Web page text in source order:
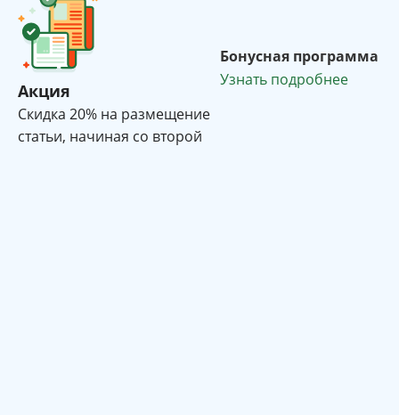
Акция
Cкидка 20% на размещение
статьи, начиная со второй
Бонусная программа
Узнать подробнее